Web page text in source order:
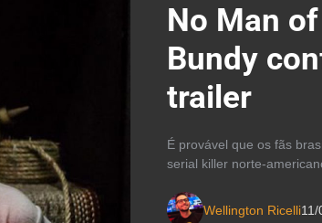
No Man
Bundy
trailer
É provável que os fãs
serial killer norte-
Wellington Ricelli11/